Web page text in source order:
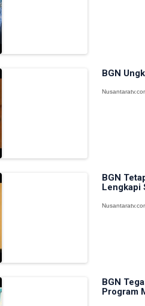
BGN
BGN
Lengkapi
BGN
Program